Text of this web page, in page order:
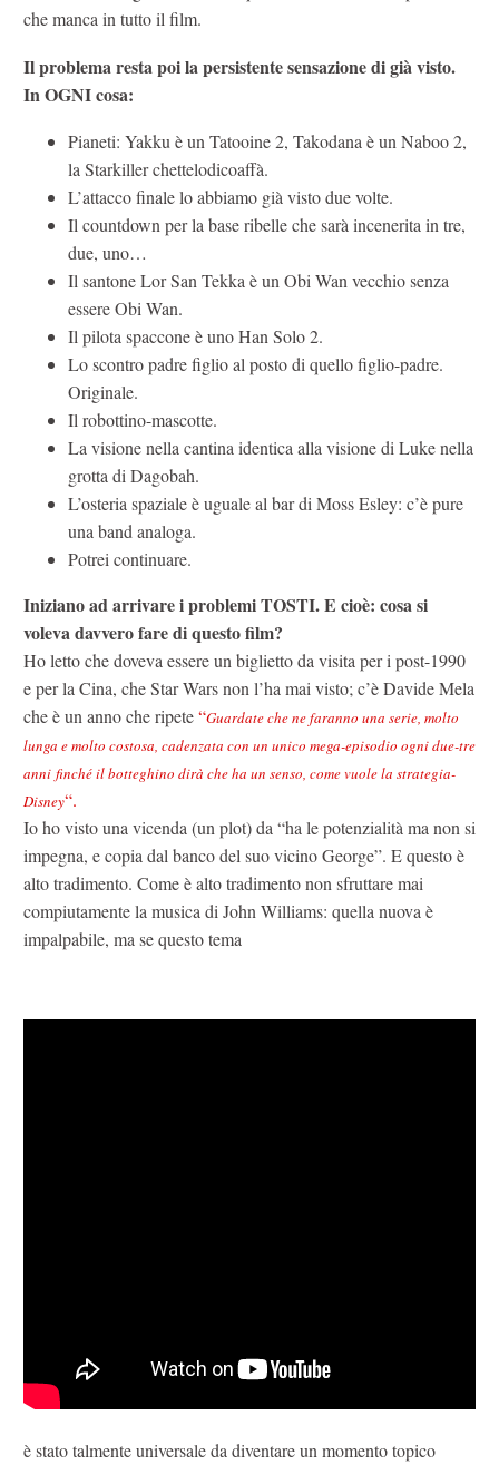
che manca in tutto il film.
Il problema resta poi la persistente sensazione di già visto.
In OGNI cosa:
Pianeti: Yakku è un Tatooine 2, Takodana è un Naboo 2,
la Starkiller chettelodicoaffà.
L’attacco finale lo abbiamo già visto due volte.
Il countdown per la base ribelle che sarà incenerita in tre,
due, uno…
Il santone Lor San Tekka è un Obi Wan vecchio senza
essere Obi Wan.
Il pilota spaccone è uno Han Solo 2.
Lo scontro padre figlio al posto di quello figlio-padre.
Originale.
Il robottino-mascotte.
La visione nella cantina identica alla visione di Luke nella
grotta di Dagobah.
L’osteria spaziale è uguale al bar di Moss Esley: c’è pure
una band analoga.
Potrei continuare.
Iniziano ad arrivare i problemi TOSTI. E cioè: cosa si
voleva davvero fare di questo film?
Ho letto che doveva essere un biglietto da visita per i post-1990
e per la Cina, che Star Wars non l’ha mai visto; c’è Davide Mela
che è un anno che ripete“Guardate che ne faranno una serie, molto
lunga e molto costosa, cadenzata con un unico mega-episodio ogni due-tre
anni finché il botteghino dirà che ha un senso, come vuole la strategia-
Disney“.
Io ho visto una vicenda (un plot) da “ha le potenzialità ma non si
impegna, e copia dal banco del suo vicino George”. E questo è
alto tradimento. Come è alto tradimento non sfruttare mai
compiutamente la musica di John Williams: quella nuova è
impalpabile, ma se questo tema
è stato talmente universale da diventare un momento topico